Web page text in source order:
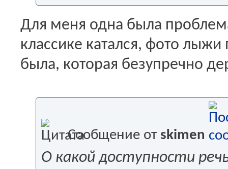
Для меня одна была
классике катался, фото
была, которая безупречно
Сообщение от skimen
О какой доступности